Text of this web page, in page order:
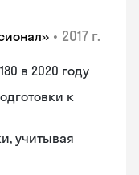
• 2017 г.
в 2020 году
к
учитывая